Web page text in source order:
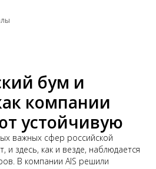
бум и
компании
устойчивую
важных сфер российской
и здесь, как и везде, наблюдается
В компании AIS решили